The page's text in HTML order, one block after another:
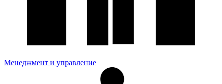
Менеджмент и управление